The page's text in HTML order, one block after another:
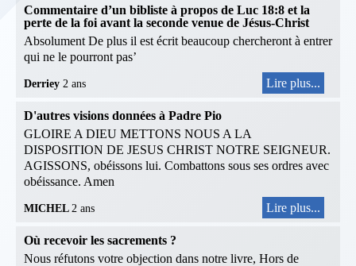
Commentaire d’un bibliste à propos de Luc 18:8 et la
perte de la foi avant la seconde venue de Jésus-Christ
Absolument De plus il est écrit beaucoup chercheront à entrer
qui ne le pourront pas’
Derriey 2 ans Lire plus...
D'autres visions données à Padre Pio
GLOIRE A DIEU METTONS NOUS A LA
DISPOSITION DE JESUS CHRIST NOTRE SEIGNEUR.
AGISSONS, obéissons lui. Combattons sous ses ordres avec
obéissance. Amen
MICHEL 2 ans Lire plus...
Où recevoir les sacrements ?
Nous réfutons votre objection dans notre livre, Hors de